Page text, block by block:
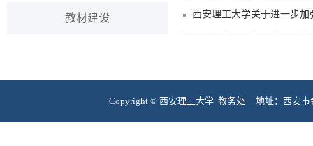
教材建设 西安理工大学关于进一步
Copyright © 西安理工大学 教务处 地址：西安市